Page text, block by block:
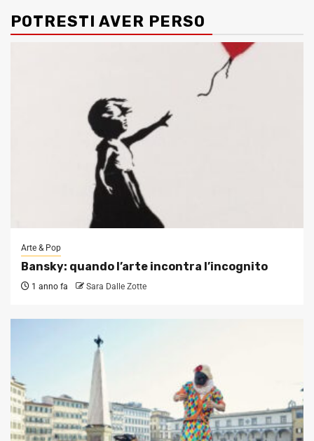
POTRESTI AVER PERSO
Arte & Pop
Bansky: quando l’arte incontra l’incognito
1 anno fa Sara Dalle Zotte